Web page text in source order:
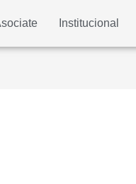
Institucional